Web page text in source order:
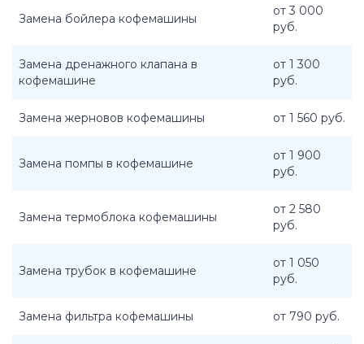
Замена бойлера кофемашины
от 3 000
руб.
Замена дренажного клапана в
кофемашине
от 1 300
руб.
Замена жерновов кофемашины от 1 560 руб.
Замена помпы в кофемашине
от 1 900
руб.
Замена термоблока кофемашины
от 2 580
руб.
Замена трубок в кофемашине
от 1 050
руб.
Замена фильтра кофемашины от 790 руб.